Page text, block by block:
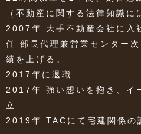
（不動産に関する法律知識に
2007年 大手不動産会社に入
任 部長代理兼営業センター
績を上げる。
2017年に退職
2017年 強い想いを抱き、イ
立
2019年 TACにて宅建関係の